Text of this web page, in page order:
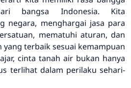
bangsa Indonesia. Kita
negara, menghargai jasa para
mematuhi aturan, dan
terbaik sesuai kemampuan
cinta tanah air bukan hanya
terlihat dalam perilaku sehari-